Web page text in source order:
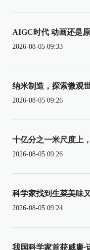
AIGC时代 动画还是
2026-08-05 09:33
纳米制造，探索微观
2026-08-05 09:26
十亿分之一米尺度上
2026-08-05 09:26
科学家找到生菜美味
2026-08-05 09:24
我国科学家首获威廉·